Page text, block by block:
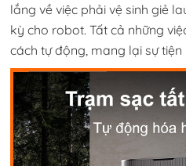
lắng về việc phải vệ sinh giẻ
kỳ cho robot. Tất cả những
cách tự động, mang lại sự tiện